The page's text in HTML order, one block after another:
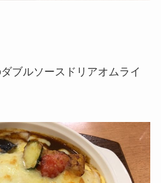
ブルソースドリアオムライ